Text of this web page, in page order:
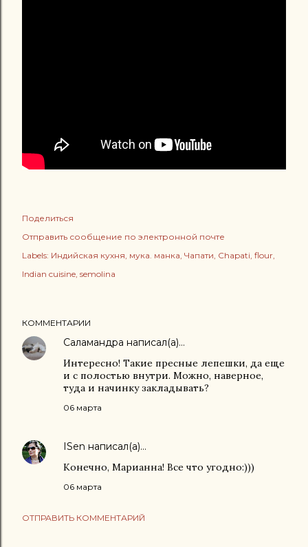
Поделиться
Отправить сообщение по электронной почте
Labels: Индийская кухня мука. манка Чапати Chapati flour
Indian cuisine semolina
КОММЕНТАРИИ
Саламандра написал(а)…
Интересно! Такие пресные лепешки, да еще
и с полостью внутри. Можно, наверное,
туда и начинку закладывать?
06 марта
ISen написал(а)…
Конечно, Марианна! Все что угодно:)))
06 марта
ОТПРАВИТЬ КОММЕНТАРИЙ